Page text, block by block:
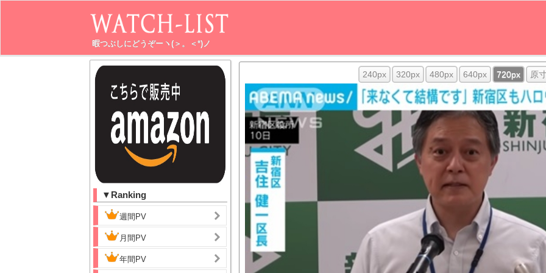
暇つぶしにどうぞーヽ(＞。＜*)ノ
▼Ranking
週間PV
月間PV
年間PV
240px 320px 480px 640px 720px 原